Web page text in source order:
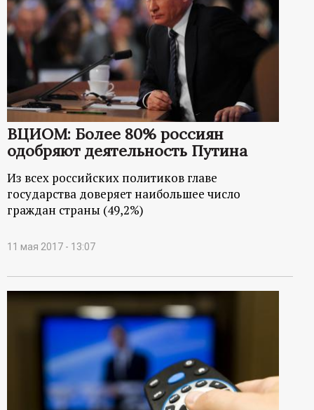
ВЦИОМ: Более 80% россиян
одобряют деятельность Путина
Из всех российских политиков главе
государства доверяет наибольшее число
граждан страны (49,2%)
11 мая 2017 - 13:07